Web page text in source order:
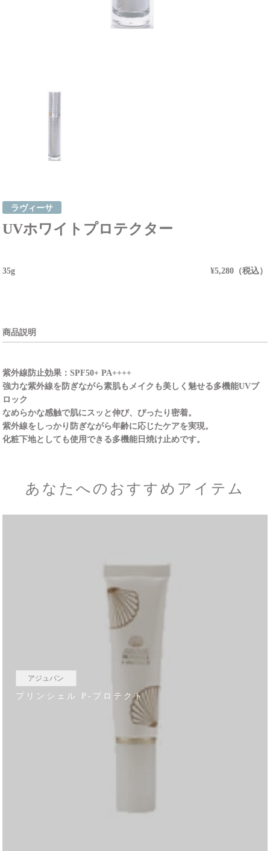
ラヴィーサ
UVホワイトプロテクター
35g ¥5,280（税込）
商品説明
紫外線防止効果：SPF50+ PA++++
強力な紫外線を防ぎながら素肌もメイクも美しく魅せる多機能UVブ
ロック
なめらかな感触で肌にスッと伸び、ぴったり密着。
紫外線をしっかり防ぎながら年齢に応じたケアを実現。
化粧下地としても使用できる多機能日焼け止めです。
あなたへのおすすめアイテム
アジュバン
プリンシェル P-プロテクト